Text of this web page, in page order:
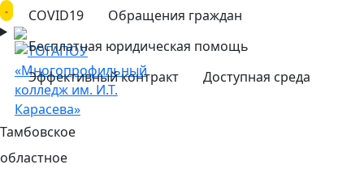
COVID19
Обращения граждан
Бесплатная юридическая помощь
Эффективный контракт
Доступная среда
Тамбовское
областное